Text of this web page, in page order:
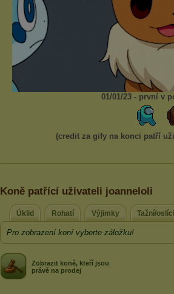
Koně patřící uživateli joanneloli
Úklid Rohatí Výjimky Tažní/oslíci
Pro zobrazení koní vyberte záložku!
Zobrazit koně, kteří jsou
právě na prodej